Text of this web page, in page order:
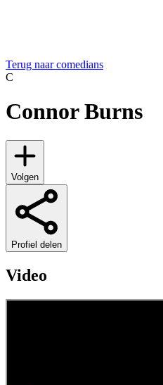
Terug naar comedians
C
Connor Burns
Volgen
Profiel delen
Video